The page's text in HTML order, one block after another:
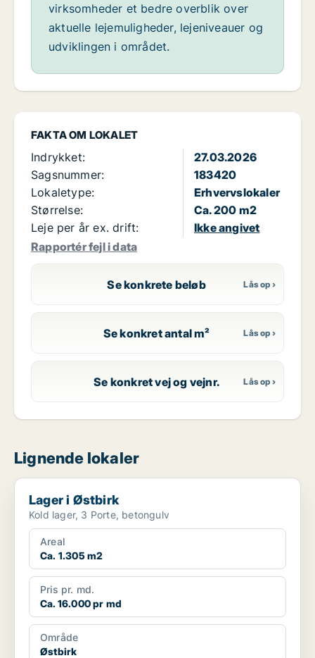
FAKTA OM LOKALET
Indrykket:
27.03.2026
Sagsnummer:
183420
Lokaletype:
Erhvervslokaler
Størrelse:
Ca. 200 m2
Leje per år ex. drift:
Ikke angivet
Rapportér fejl i data
Se konkrete beløb
Se konkret antal m²
Se konkret vej og vejnr.
virksomheder et bedre overblik over
aktuelle lejemuligheder, lejeniveauer og
udviklingen i området.
Lignende lokaler
Lager i Østbirk
Lager i Østbirk
Kold lager, 3 Porte, betongulv
Areal
Ca. 1.305 m2
Pris pr. md.
Ca. 16.000 pr md
Område
Østbirk